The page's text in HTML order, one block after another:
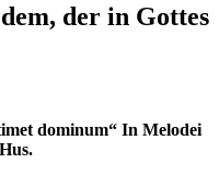
der in Gottes
dominum“ In Melodei